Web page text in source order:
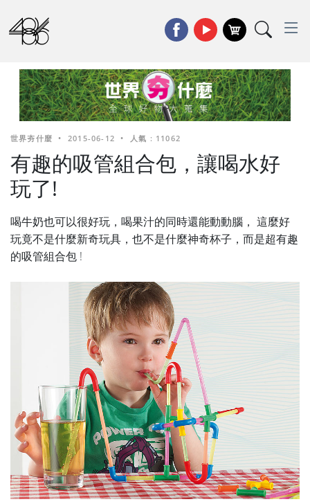
世界夯什麼 • 2015-06-12 • 人氣 : 11062
有趣的吸管組合包，讓喝水好
玩了!
喝牛奶也可以很好玩，喝果汁的同時還能動動腦， 這麼好
玩竟不是什麼新奇玩具，也不是什麼神奇杯子，而是超有趣
的吸管組合包 !